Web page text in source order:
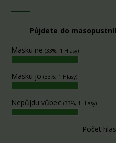
Půjdete do
Masku ne (33%, 1 Hlasy)
Masku jo (33%, 1 Hlasy)
Nepůjdu vůbec (33%, 1 Hlasy)
Počet